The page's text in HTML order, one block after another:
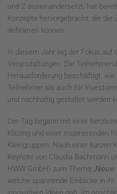
und Z auseinandersetzt, hat
Konzepte hervorgebracht, die die
definieren können.
In diesem Jahr lag der Fokus auf
Veranstaltungen. Die
Herausforderung beschäftigt,
Teilnehmer als auch für
und nachhaltig gestaltet werden
Der Tag begann mit einer
Klitzing und einer inspirierenden
Kleingruppen. Nach einer kurzen
Keynote von Claudia Bachmann
HWW GmbH) zum Thema „𝘕𝘦𝘶𝘦
welche spannende Einblicke in